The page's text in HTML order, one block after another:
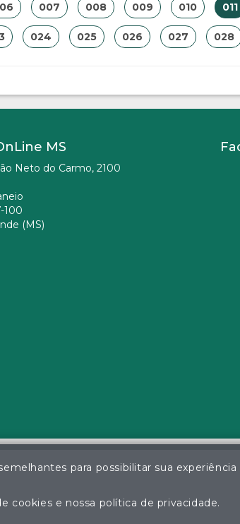
007 008 009 010 011
024 025 026 027 028
MS
Neto do Carmo, 2100
100
(MS)
Silva - Leiloeiro Público Oficial - Matrícula nº 26
autorizada do conteúdo deste site poderá
para possibilitar sua experiência
cookies e nossa política de privacidade.